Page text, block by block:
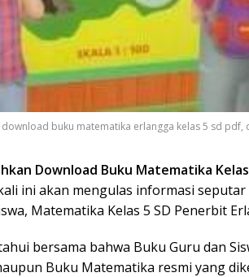
buku matematika erlangga kelas 5 sd pdf,
Download Buku Matematika
ini akan mengulas informasi
Matematika Kelas 5 SD Penerbit
bersama bahwa Buku Guru dan
Buku Matematika resmi yang